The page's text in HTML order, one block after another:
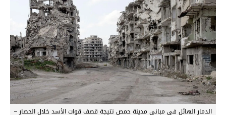
الدمار الهائل في مباني مدينة حمص نتيجة قصف قوات الأسد خلال الحصار –